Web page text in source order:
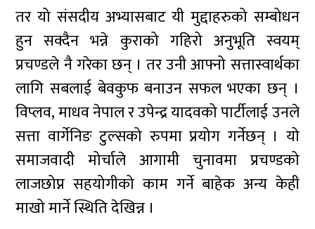
तर यो संसदीय अभ्यासबाट यी मुद्दाहरुको सम्बोधन
हुन सक्दैन भन्ने कुराको गहिरो अनुभूति स्वयम्
प्रचण्डले नै गरेका छन् । तर उनी आफ्नो सत्तास्वार्थका
लागि सबलाई बेवकुफ बनाउन सफल भएका छन् ।
विप्लव, माधव नेपाल र उपेन्द्र यादवको पार्टीलाई उनले
सत्ता वार्गेनिङ टुल्सको रुपमा प्रयोग गर्नेछन् । यो
समाजवादी मोर्चाले आगामी चुनावमा प्रचण्डको
लाजछोप्न सहयोगीको काम गर्ने बाहेक अन्य केही
माखो मार्ने स्थिति देखिन्न ।